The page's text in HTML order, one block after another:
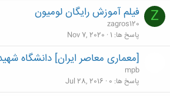
Z فیلم آموزش رایگان لومیون
zagros120
پاسخ ها 1
Nov 7, 2020
[معماری معاصر ایران] دانشگاه
mpb
پاسخ ها 0
Jul 28, 2016